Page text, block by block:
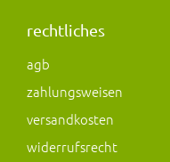
rechtliches
agb
zahlungsweisen
versandkosten
widerrufsrecht